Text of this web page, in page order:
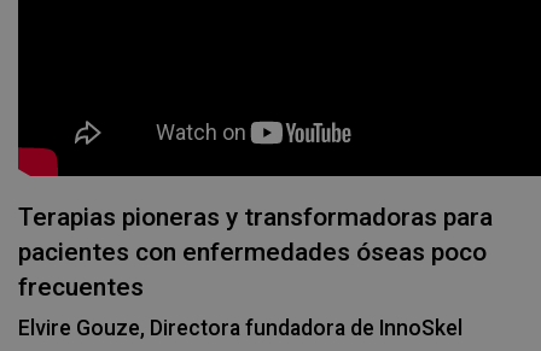
Terapias pioneras y transformadoras para
pacientes con enfermedades óseas poco
frecuentes
Elvire Gouze, Directora fundadora de InnoSkel